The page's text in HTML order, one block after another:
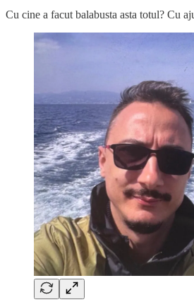
Cu cine a facut balabusta asta totul? Cu